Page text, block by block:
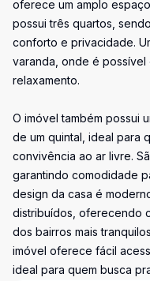
oferece um amplo
possui três quartos,
conforto e privacidade.
varanda, onde é
relaxamento.
O imóvel também possui
de um quintal, ideal para
convivência ao ar livre.
garantindo comodidade
design da casa é
distribuídos, oferecendo
dos bairros mais
imóvel oferece fácil
ideal para quem busca